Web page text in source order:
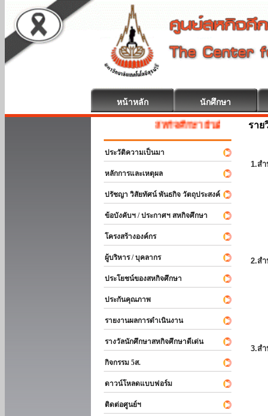
หน้าหลัก นักศึกษา
สหกิจศึกษา ยินดีต้อนรับ
ประวัติความเป็นมา
หลักการและเหตุผล
ปรัชญา วิสัยทัศน์ พันธกิจ วัตถุประสงค์
ข้อบังคับฯ / ประกาศฯ สหกิจศึกษา
โครงสร้างองค์กร
ผู้บริหาร / บุคลากร
ประโยชน์ของสหกิจศึกษา
ประกันคุณภาพ
รายงานผลการดำเนินงาน
รางวัลนักศึกษาสหกิจศึกษาดีเด่น
กิจกรรม 5ส.
ดาวน์โหลดแบบฟอร์ม
ติดต่อศูนย์ฯ
ราย
1.ส
2.ส
3.ส